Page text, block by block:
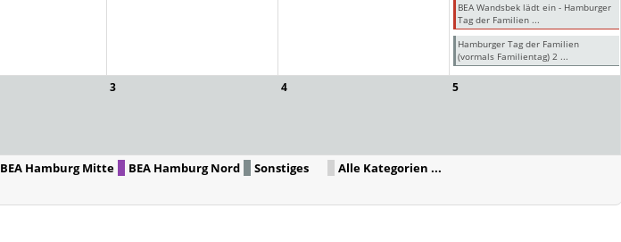
BEA Wandsbek lädt ein - Hamburger
Tag der Familien ...
Hamburger Tag der Familien
(vormals Familientag) 2 ...
3 4 5
BEA Hamburg Mitte BEA Hamburg Nord Sonstiges Alle Kategorien ...